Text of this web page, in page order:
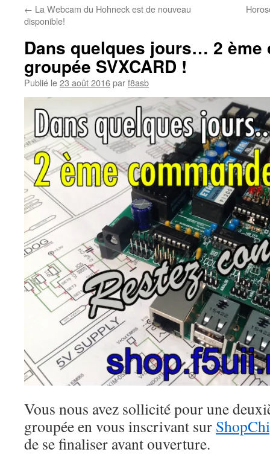
← La Webcam du Hohneck est de nouveau
disponible!
Dans quelques jours… 2 ème
groupée SVXCARD !
Publié le23 août 2016parf8asb
Vous nous avez sollicité pour une
groupée en vous inscrivant sur
de se finaliser avant ouverture.